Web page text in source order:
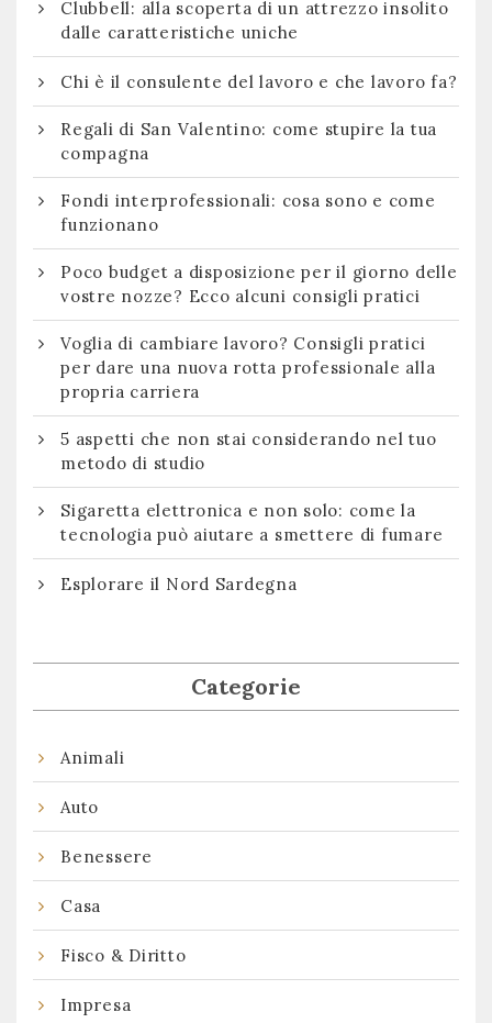
Clubbell: alla scoperta di un attrezzo insolito
dalle caratteristiche uniche
Chi è il consulente del lavoro e che lavoro fa?
Regali di San Valentino: come stupire la tua
compagna
Fondi interprofessionali: cosa sono e come
funzionano
Poco budget a disposizione per il giorno delle
vostre nozze? Ecco alcuni consigli pratici
Voglia di cambiare lavoro? Consigli pratici
per dare una nuova rotta professionale alla
propria carriera
5 aspetti che non stai considerando nel tuo
metodo di studio
Sigaretta elettronica e non solo: come la
tecnologia può aiutare a smettere di fumare
Esplorare il Nord Sardegna
Categorie
Animali
Auto
Benessere
Casa
Fisco & Diritto
Impresa